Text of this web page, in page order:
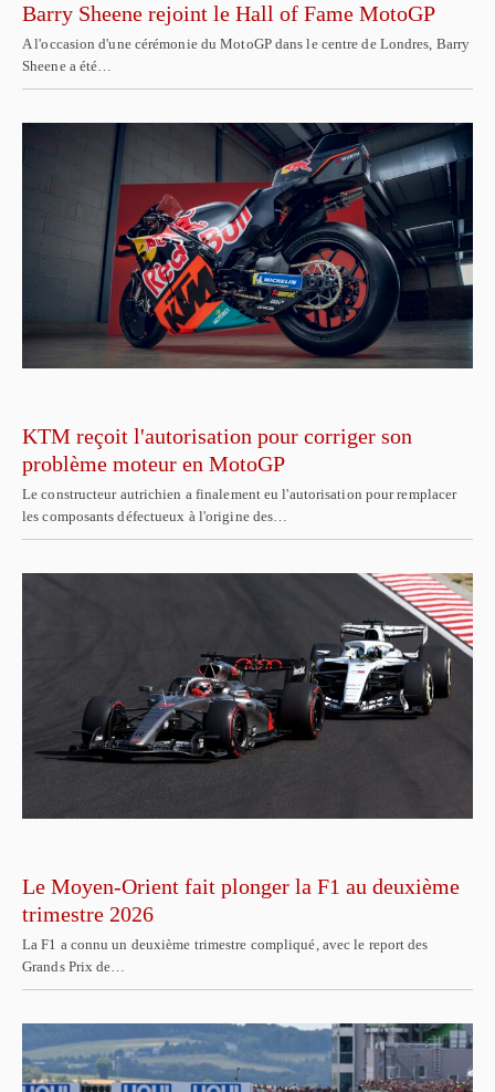
Barry Sheene rejoint le Hall of Fame MotoGP
A l'occasion d'une cérémonie du MotoGP dans le centre de Londres, Barry
Sheene a été…
KTM reçoit l'autorisation pour corriger son
problème moteur en MotoGP
Le constructeur autrichien a finalement eu l'autorisation pour remplacer
les composants défectueux à l'origine des…
Le Moyen-Orient fait plonger la F1 au deuxième
trimestre 2026
La F1 a connu un deuxième trimestre compliqué, avec le report des
Grands Prix de…